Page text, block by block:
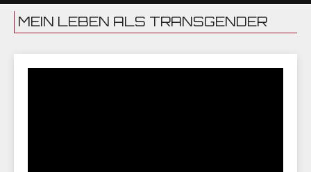
MEIN LEBEN ALS TRANSGENDER